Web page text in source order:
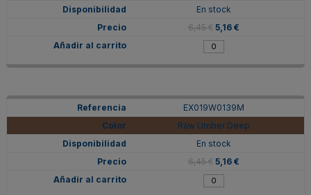
En stock
6,45 € 5,16 €
EX019W0139M
Raw Umber Deep
En stock
6,45 € 5,16 €